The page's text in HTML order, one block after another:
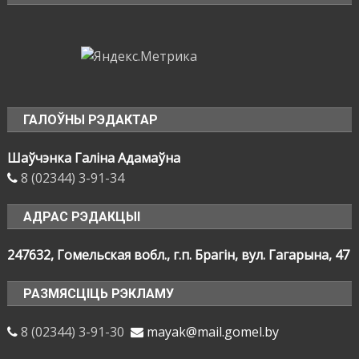
ГАЛОЎНЫ РЭДАКТАР
Шаўчэнка Галіна Адамаўна
8 (02344) 3-91-34
АДРАС РЭДАКЦЫІ
247632, Гомельская вобл., г.п. Брагін, вул. Гагарына, 47
РАЗМЯСЦІЦЬ РЭКЛАМУ
8 (02344) 3-91-30 mayak@mail.gomel.by